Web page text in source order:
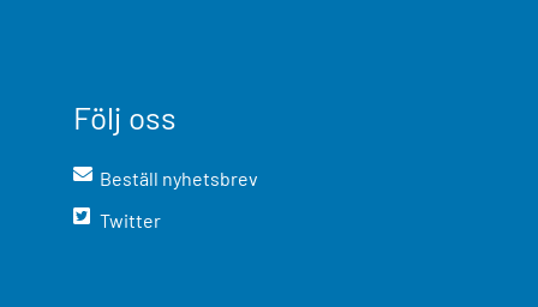
Följ oss
Beställ nyhetsbrev
Twitter